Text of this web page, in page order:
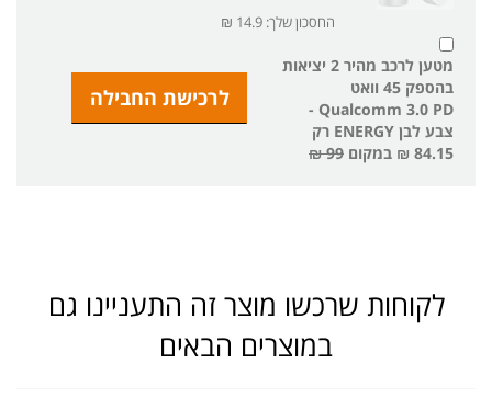
החסכון שלך: 14.9 ₪
מטען לרכב מהיר 2 יציאות
בהספק 45 וואט
Qualcomm 3.0 PD -
צבע לבן ENERGY רק
84.15 ₪
במקום 99 ₪
לקוחות שרכשו מוצר זה התעניינו גם
במוצרים הבאים